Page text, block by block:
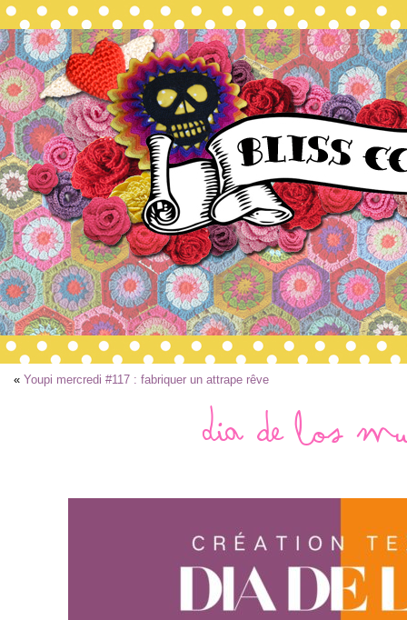
« Youpi mercredi #117 : fabriquer un attrape rêve
Dia de los